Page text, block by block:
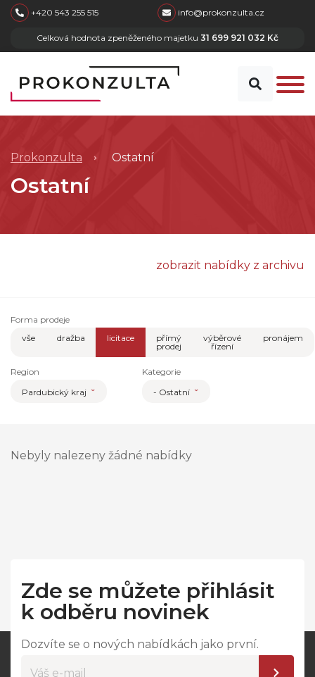
skip to main content
+420 543 255 515 info@prokonzulta.cz
Celková hodnota zpeněženého majetku 31 699 921 032 Kč
Prokonzulta Ostatní
Ostatní
zobrazit nabídky z archivu
Forma prodeje
vše
dražba licitace
přímý
prodej
výběrové
řízení
pronájem
Region
Pardubický kraj
Kategorie
- Ostatní
Nebyly nalezeny žádné nabídky
Zde se můžete přihlásit
k odběru novinek
Dozvíte se o nových nabídkách jako první.